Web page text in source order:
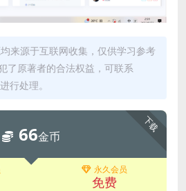
来源于互联网收集，仅供学习参考
了原著者的合法权益，可联系
行处理。
下载
66金币
永久会员
免费